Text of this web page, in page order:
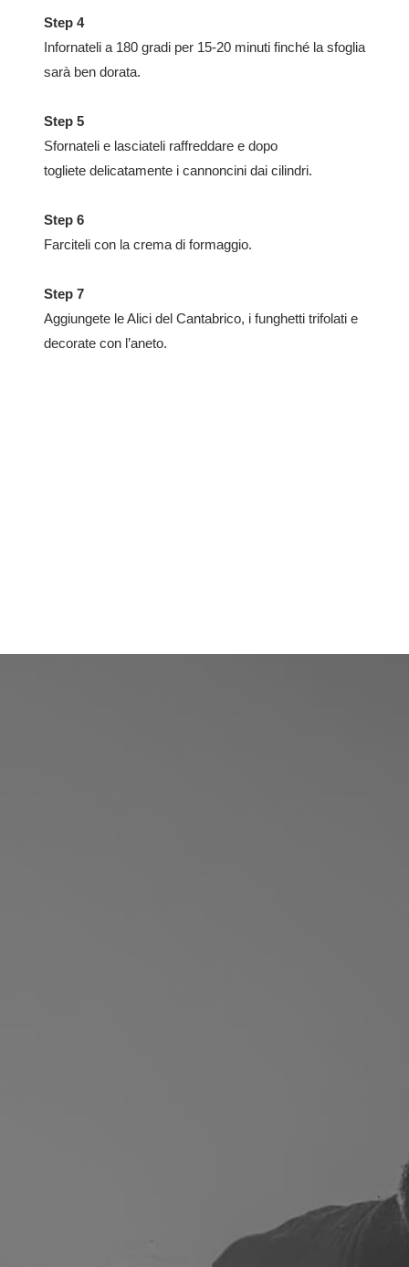
Step 4
Infornateli a 180 gradi per 15-20 minuti finché la sfoglia
sarà ben dorata.
Step 5
Sfornateli e lasciateli raffreddare e dopo
togliete delicatamente i cannoncini dai cilindri.
Step 6
Farciteli con la crema di formaggio.
Step 7
Aggiungete le Alici del Cantabrico, i funghetti trifolati e
decorate con l’aneto.